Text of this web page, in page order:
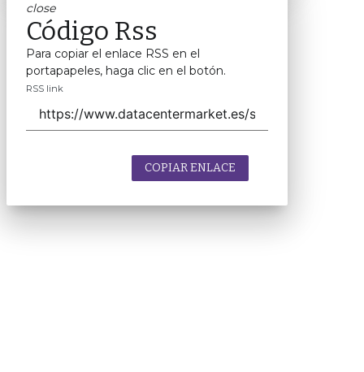
close
Código Rss
Para copiar el enlace RSS en el
portapapeles, haga clic en el botón.
RSS link
COPIAR ENLACE